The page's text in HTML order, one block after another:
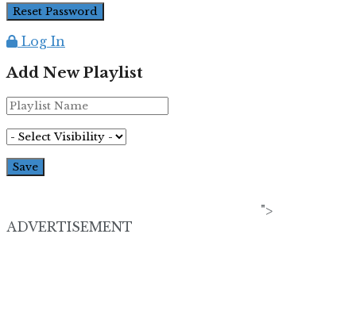
Log In
Add New Playlist
">
ADVERTISEMENT